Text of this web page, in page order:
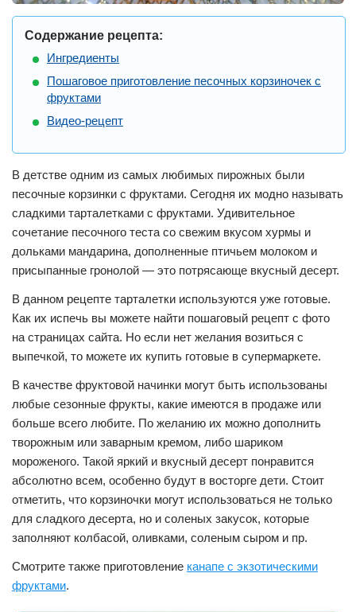
Содержание рецепта:
Ингредиенты
Пошаговое приготовление песочных корзиночек с
фруктами
Видео-рецепт
В детстве одним из самых любимых пирожных были
песочные корзинки с фруктами. Сегодня их модно называть
сладкими тарталетками с фруктами. Удивительное
сочетание песочного теста со свежим вкусом хурмы и
дольками мандарина, дополненные птичьем молоком и
присыпанные гронолой — это потрясающе вкусный десерт.
В данном рецепте тарталетки используются уже готовые.
Как их испечь вы можете найти пошаговый рецепт с фото
на страницах сайта. Но если нет желания возиться с
выпечкой, то можете их купить готовые в супермаркете.
В качестве фруктовой начинки могут быть использованы
любые сезонные фрукты, какие имеются в продаже или
больше всего любите. По желанию их можно дополнить
творожным или заварным кремом, либо шариком
мороженого. Такой яркий и вкусный десерт понравится
абсолютно всем, особенно будут в восторге дети. Стоит
отметить, что корзиночки могут использоваться не только
для сладкого десерта, но и соленых закусок, которые
заполняют колбасой, оливками, соленым сыром и пр.
Смотрите также приготовление канапе с экзотическими
фруктами.